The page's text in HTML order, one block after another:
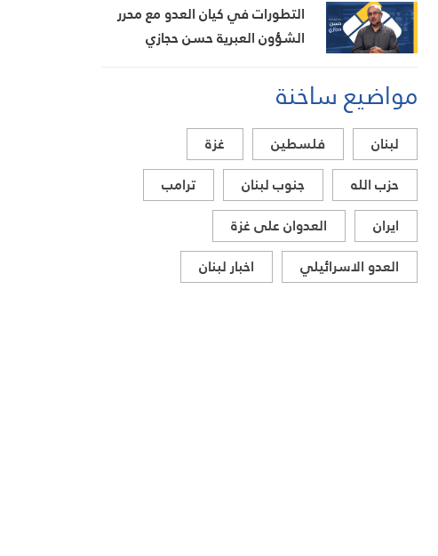
التطورات في كيان العدو مع محرر
الشؤون العبرية حسن حجازي
مواضيع ساخنة
لبنان فلسطين
غزة
حزب الله
جنوب لبنان
ترامب
ايران
العدوان على غزة
العدو الاسرائيلي
اخبار لبنان